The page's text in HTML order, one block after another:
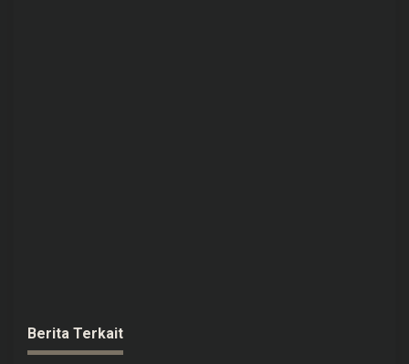
Berita Terkait